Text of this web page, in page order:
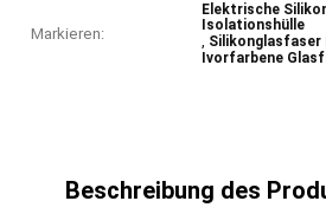
Markieren:
Elektrische
Isolationshülle
, Silikonglasfaser
Ivorfarbene
Beschreibung des